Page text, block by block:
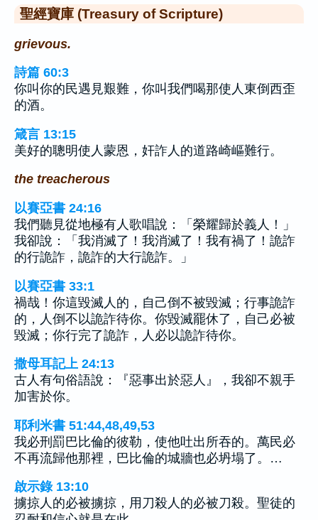
聖經寶庫 (Treasury of Scripture)
grievous.
詩篇 60:3
你叫你的民遇見艱難，你叫我們喝那使人東倒西歪
的酒。
箴言 13:15
美好的聰明使人蒙恩，奸詐人的道路崎嶇難行。
the treacherous
以賽亞書 24:16
我們聽見從地極有人歌唱說：「榮耀歸於義人！」
我卻說：「我消滅了！我消滅了！我有禍了！詭詐
的行詭詐，詭詐的大行詭詐。」
以賽亞書 33:1
禍哉！你這毀滅人的，自己倒不被毀滅；行事詭詐
的，人倒不以詭詐待你。你毀滅罷休了，自己必被
毀滅；你行完了詭詐，人必以詭詐待你。
撒母耳記上 24:13
古人有句俗語說：『惡事出於惡人』，我卻不親手
加害於你。
耶利米書 51:44,48,49,53
我必刑罰巴比倫的彼勒，使他吐出所吞的。萬民必
不再流歸他那裡，巴比倫的城牆也必坍塌了。…
啟示錄 13:10
擄掠人的必被擄掠，用刀殺人的必被刀殺。聖徒的